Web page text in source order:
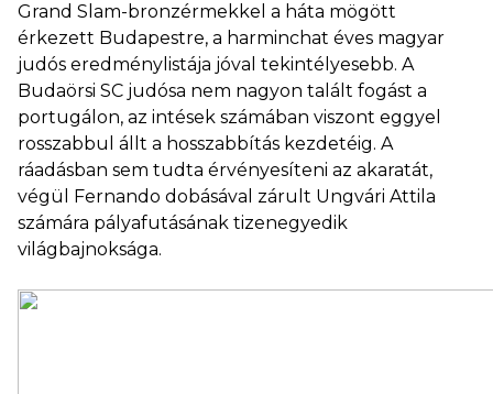
Grand Slam-bronzérmekkel a háta mögött
érkezett Budapestre, a harminchat éves magyar
judós eredménylistája jóval tekintélyesebb. A
Budaörsi SC judósa nem nagyon talált fogást a
portugálon, az intések számában viszont eggyel
rosszabbul állt a hosszabbítás kezdetéig. A
ráadásban sem tudta érvényesíteni az akaratát,
végül Fernando dobásával zárult Ungvári Attila
számára pályafutásának tizenegyedik
világbajnoksága.